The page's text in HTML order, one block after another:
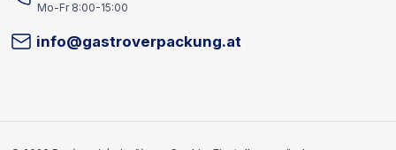
Mo-Fr 8:00-15:00
info@gastroverpackung.at